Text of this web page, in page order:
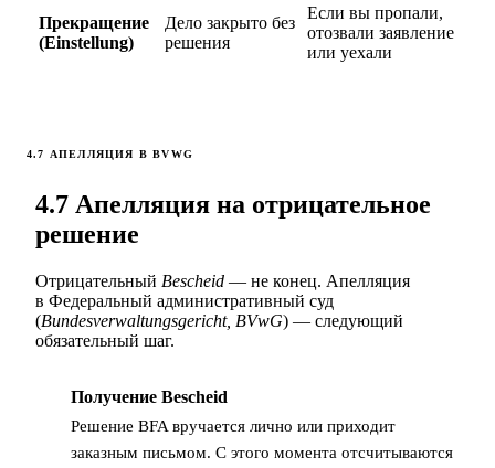
Прекращение
(Einstellung)
Дело закрыто без
решения
Если вы пропали,
отозвали заявление
или уехали
4.7 АПЕЛЛЯЦИЯ В BVWG
4.7 Апелляция на отрицательное
решение
Отрицательный Bescheid — не конец. Апелляция
в Федеральный административный суд
(Bundesverwaltungsgericht, BVwG) — следующий
обязательный шаг.
Получение Bescheid
Решение BFA вручается лично или приходит
заказным письмом. С этого момента отсчитываются